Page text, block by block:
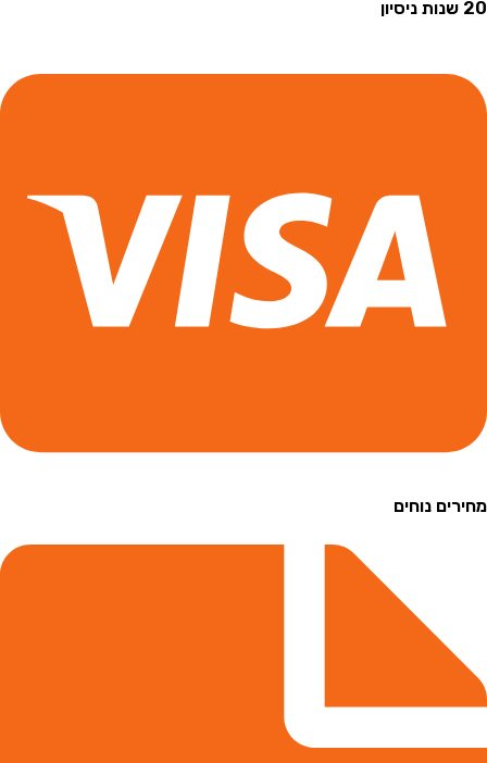
נוחים